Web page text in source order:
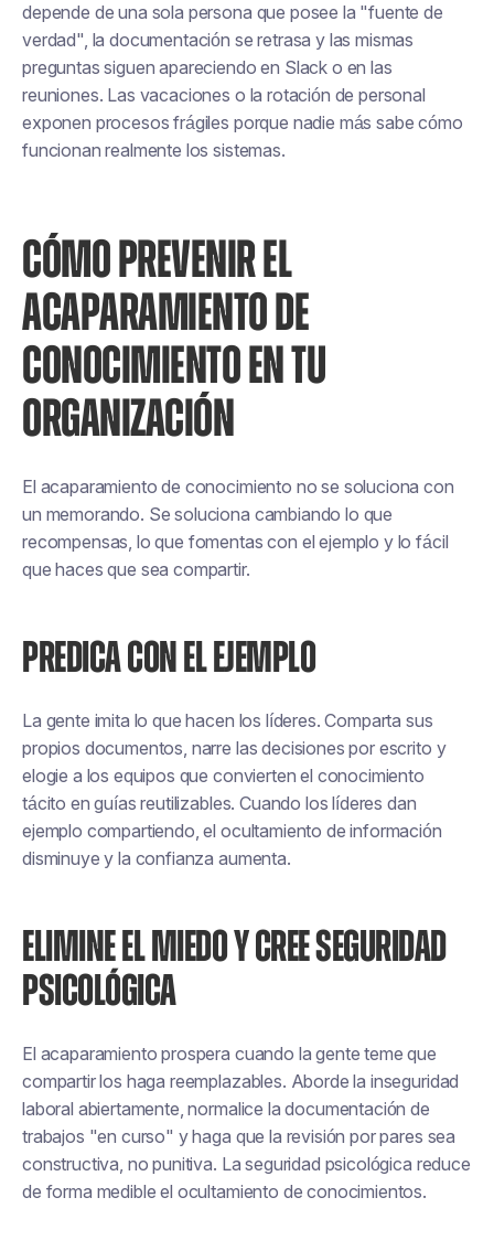
depende de una sola persona que posee la "fuente de
verdad", la documentación se retrasa y las mismas
preguntas siguen apareciendo en Slack o en las
reuniones. Las vacaciones o la rotación de personal
exponen procesos frágiles porque nadie más sabe cómo
funcionan realmente los sistemas.
CÓMO PREVENIR EL
ACAPARAMIENTO DE
CONOCIMIENTO EN TU
ORGANIZACIÓN
El acaparamiento de conocimiento no se soluciona con
un memorando. Se soluciona cambiando lo que
recompensas, lo que fomentas con el ejemplo y lo fácil
que haces que sea compartir.
PREDICA CON EL EJEMPLO
La gente imita lo que hacen los líderes. Comparta sus
propios documentos, narre las decisiones por escrito y
elogie a los equipos que convierten el conocimiento
tácito en guías reutilizables. Cuando los líderes dan
ejemplo compartiendo, el ocultamiento de información
disminuye y la confianza aumenta.
ELIMINE EL MIEDO Y CREE SEGURIDAD
PSICOLÓGICA
El acaparamiento prospera cuando la gente teme que
compartir los haga reemplazables. Aborde la inseguridad
laboral abiertamente, normalice la documentación de
trabajos "en curso" y haga que la revisión por pares sea
constructiva, no punitiva. La seguridad psicológica reduce
de forma medible el ocultamiento de conocimientos.